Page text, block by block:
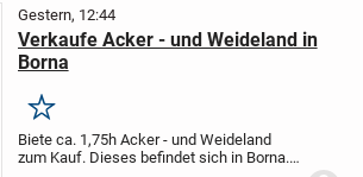
Gestern, 12:44
Verkaufe Acker - und Weideland in
Borna
Merken
Biete ca. 1,75h Acker - und Weideland
zum Kauf. Dieses befindet sich in Borna.